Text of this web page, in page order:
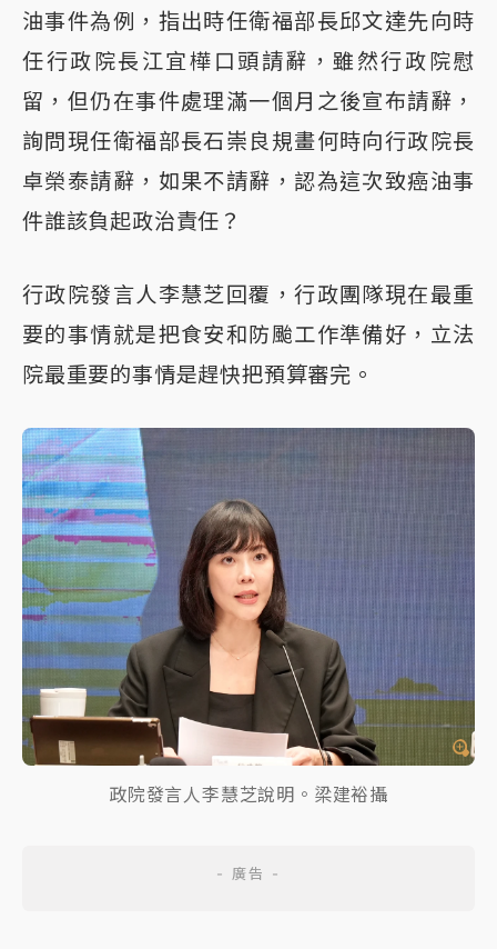
油事件為例，指出時任衛福部長邱文達先向時
任行政院長江宜樺口頭請辭，雖然行政院慰
留，但仍在事件處理滿一個月之後宣布請辭，
詢問現任衛福部長石崇良規畫何時向行政院長
卓榮泰請辭，如果不請辭，認為這次致癌油事
件誰該負起政治責任？
行政院發言人李慧芝回覆，行政團隊現在最重
要的事情就是把食安和防颱工作準備好，立法
院最重要的事情是趕快把預算審完。
政院發言人李慧芝說明。梁建裕攝